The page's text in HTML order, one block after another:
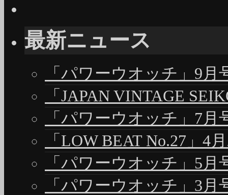
最新ニュース
「パワーウオッチ」9月
「JAPAN VINTAGE
「パワーウオッチ」7月
「LOW BEAT No.27」4
「パワーウオッチ」5月
「パワーウオッチ」3月